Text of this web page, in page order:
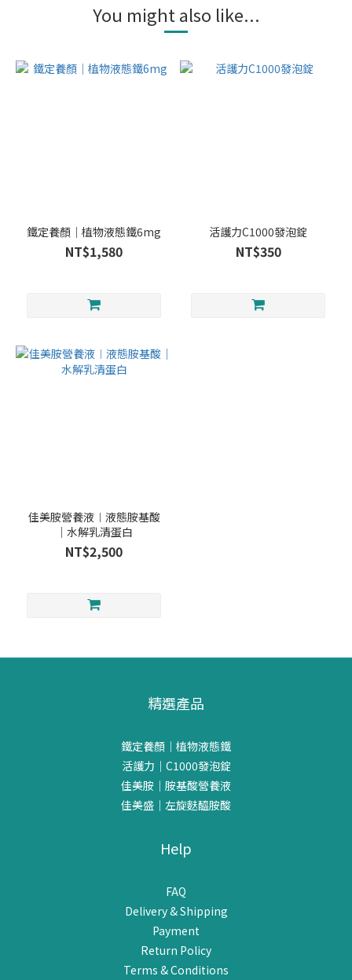
You might also like...
鐵定養顏｜植物液態鐵6mg
NT$1,580
活護力C1000發泡錠
NT$350
佳美胺營養液︱液態胺基酸
｜水解乳清蛋白
NT$2,500
精選產品
鐵定養顏｜植物液態鐵
活護力｜C1000發泡錠
佳美胺｜胺基酸營養液
佳美盛｜左旋麩醯胺酸
Help
FAQ
Delivery & Shipping
Payment
Return Policy
Terms & Conditions